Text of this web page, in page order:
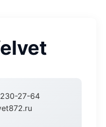
27-64